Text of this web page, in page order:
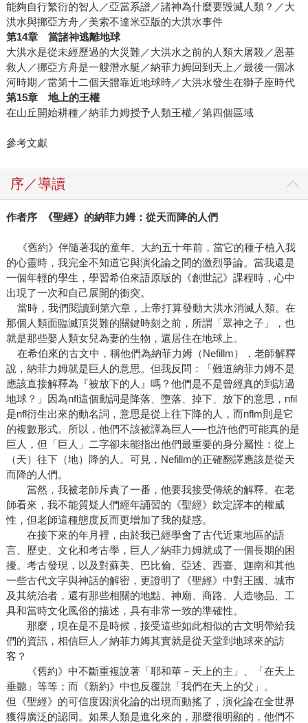
能夠自行繁衍的智人／亞當系譜／諸神為什麼要毀滅人類？／大
洪水與挪亞方舟／美索不達米亞版的大洪水事件
第14章 當諸神逃離地球
大洪水是從未經歷過的大災難／大洪水之前的人類大屠殺／恩基
救人／挪亞方舟是一艘潛水艇／納菲力姆回到天上／最後一個冰
河時期／當第十二個天體靠近地球時／大洪水發生在獅子座時代
第15章 地上的王權
在山丘開始耕種／納菲力姆授予人類王權／第四個區域
參考文獻
序／導讀
作者序 《聖經》的納菲力姆：從天而降的人們
《舊約》伴隨著我的童年。大約五十年前，當它的種子植入我
的心靈時，我完全不知道它與演化論之間的激烈爭論。當我還是
一個年輕的學生，學習希伯來語原版的《創世記》課程時，心中
出現了一次和自己展開的衝突。
當時，我們閱讀到第六章，上帝打算發動大洪水消滅人類。在
那個人類面臨滅頂災難的關鍵時刻之前，所謂「眾神之子」，也
就是那些娶人類女兒為妻的生物，還居住在地球上。
在希伯來的古文中，稱他們為納菲力姆（Nefillm），老師解釋
說，納菲力姆就是巨人的意思。但我反問：「難道納菲力姆不是
應該直接解釋為『被放下的人』嗎？他們是不是曾經真的到訪過
地球？」因為nfl這個動詞是降落、墮落、掉下、放下的意思，nfil
是nfl衍生出來的動名詞，意思是從上往下降的人，而nflm則是它
的複數形式。所以，他們不該被譯為巨人──也許他們可能真的是
巨人，但「巨人」二字卻未能指出他們最重要的身分屬性：從上
（天）往下（地）降的人。可見，Nefillm的正確翻譯應該是從天
而降的人們。
當然，我被老師斥責了一番，他要我接受傳統的解釋。在老
師看來，我不能質疑人們經年誦習的《聖經》欽定譯本的權威
性，但老師這種態度反而更增加了我的疑惑。
在接下來的年月裡，由於我已經學會了古代近東地區的語
言、歷史、文化和考古學，巨人／納菲力姆就成了一個長期的困
擾。考古發現，以及對蘇美、巴比倫、亞述、西臺、迦南和其他
一些古代文字與神話的解密，更證明了《聖經》中對王國、城市
及其統治者，還有那些相關的地點、神廟、商路、人造物品、工
具和當時文化風俗的描述，具有非常一致的準確性。
那麼，現在是不是時候，接受這些如此相似的古文明帶給我
們的資訊，相信巨人／納菲力姆其實就是從天堂到地球來的訪
客？
《舊約》中不斷重複說著「耶和華－天上的主」、「在天上
垂聽」等等；而《新約》中也反覆說「我們在天上的父」。
但《聖經》的可信度因演化論的出現而動搖了，演化論在全世界
獲得廣泛的認同。如果人類是進化來的，那麼很明顯的，他們不